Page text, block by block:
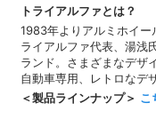
トライアルファとは？
1983年よりアルミホイー
ライアルファ代表、湯浅
ランド。さまざまなデザ
自動車専用、レトロなデ
＜製品ラインナップ＞ こ